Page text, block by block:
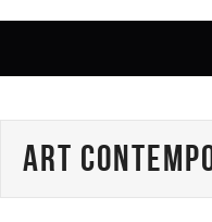
CULTURE
Art